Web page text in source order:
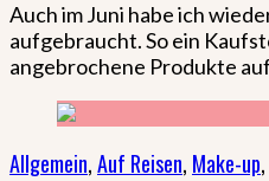
Auch im Juni habe ich
aufgebraucht. So ein
angebrochene Produkte
Allgemein,Auf Reisen, Make-up,